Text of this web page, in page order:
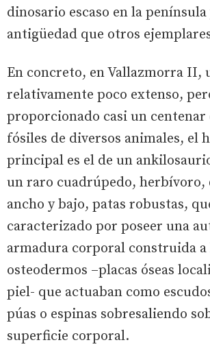
dinosario escaso en la
antigüedad que otros
En concreto, en Vallazmorra II,
relativamente poco extenso,
proporcionado casi un centenar
fósiles de diversos animales, el
principal es el de un
un raro cuadrúpedo, herbívoro,
ancho y bajo, patas robustas,
caracterizado por poseer una
armadura corporal construida a
osteodermos –placas óseas
piel- que actuaban como
púas o espinas sobresaliendo
superficie corporal.